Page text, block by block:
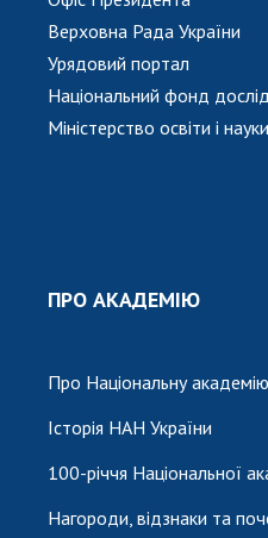
Верховна Рада України
Урядовий портал
Національний фонд
Міністерство освіти і
ПРО АКАДЕМІЮ
Про Національну
Історія НАН України
100-річчя Національної
Нагороди, відзнаки та